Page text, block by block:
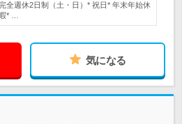
全週休2日制（土・日）* 祝日* 年末年始休
* …
気になる